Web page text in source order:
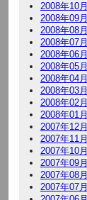
2008年10月
2008年09月
2008年08月
2008年07月
2008年06月
2008年05月
2008年04月
2008年03月
2008年02月
2008年01月
2007年12月
2007年11月
2007年10月
2007年09月
2007年08月
2007年07月